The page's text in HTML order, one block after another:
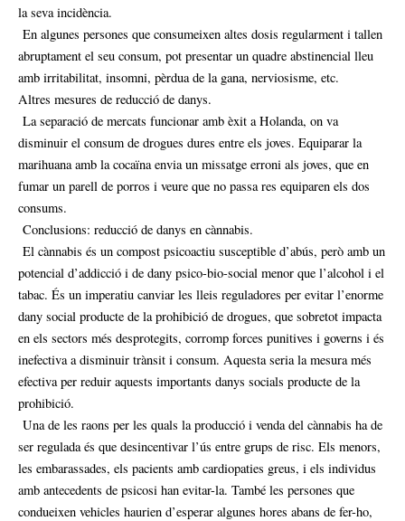
la seva incidència.
En algunes persones que consumeixen altes dosis regularment i tallen
abruptament el seu consum, pot presentar un quadre abstinencial lleu
amb irritabilitat, insomni, pèrdua de la gana, nerviosisme, etc.
Altres mesures de reducció de danys.
La separació de mercats funcionar amb èxit a Holanda, on va
disminuir el consum de drogues dures entre els joves. Equiparar la
marihuana amb la cocaïna envia un missatge erroni als joves, que en
fumar un parell de porros i veure que no passa res equiparen els dos
consums.
Conclusions: reducció de danys en cànnabis.
El cànnabis és un compost psicoactiu susceptible d’abús, però amb un
potencial d’addicció i de dany psico-bio-social menor que l’alcohol i el
tabac. És un imperatiu canviar les lleis reguladores per evitar l’enorme
dany social producte de la prohibició de drogues, que sobretot impacta
en els sectors més desprotegits, corromp forces punitives i governs i és
inefectiva a disminuir trànsit i consum. Aquesta seria la mesura més
efectiva per reduir aquests importants danys socials producte de la
prohibició.
Una de les raons per les quals la producció i venda del cànnabis ha de
ser regulada és que desincentivar l’ús entre grups de risc. Els menors,
les embarassades, els pacients amb cardiopaties greus, i els individus
amb antecedents de psicosi han evitar-la. També les persones que
condueixen vehicles haurien d’esperar algunes hores abans de fer-ho,